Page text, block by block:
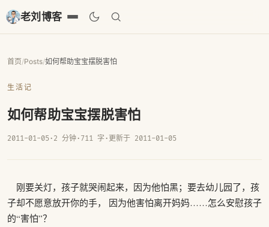
老刘博客
首页/Posts/如何帮助宝宝摆脱害怕
生活记
如何帮助宝宝摆脱害怕
2011-01-05· 2 分钟· 711 字 · 更新于 2011-01-05
刚要关灯，孩子就哭闹起来，因为他怕黑；要去幼儿园了，孩
子却不愿意放开你的手， 因为他害怕离开妈妈……怎么安慰孩子
的“害怕”？